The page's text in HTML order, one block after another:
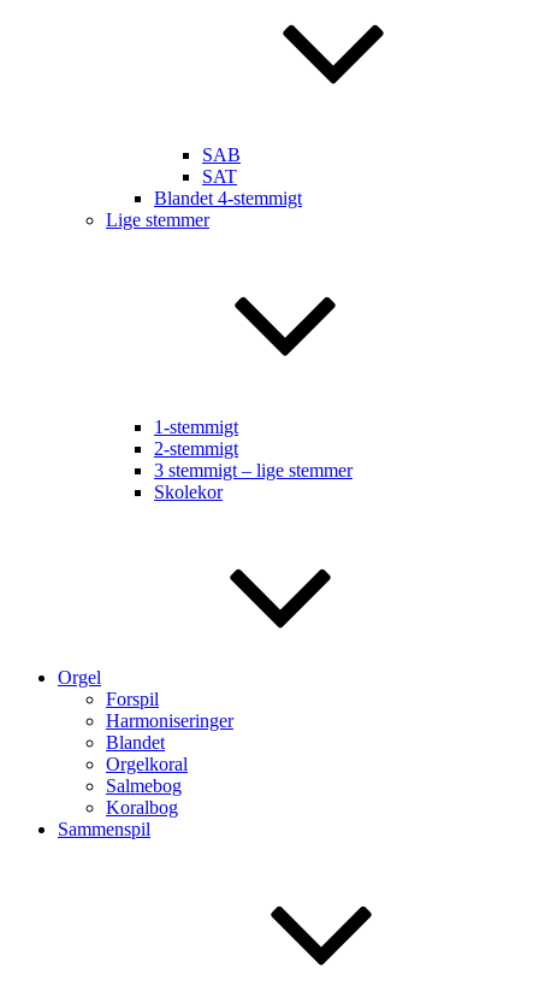
SAB
SAT
Blandet 4-stemmigt
Lige stemmer
1-stemmigt
2-stemmigt
3 stemmigt – lige stemmer
Skolekor
Orgel
Forspil
Harmoniseringer
Blandet
Orgelkoral
Salmebog
Koralbog
Sammenspil